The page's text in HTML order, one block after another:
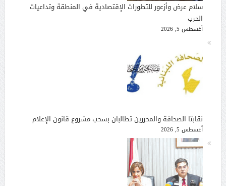
سلام عرض وأزعور للتطورات الإقتصادية في المنطقة وتداعيات
الحرب
أغسطس 5, 2026
نقابتا الصحافة والمحررين تطالبان بسحب مشروع قانون الإعلام
أغسطس 5, 2026